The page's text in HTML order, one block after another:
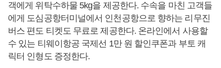
객에게 위탁수하물 5kg을 제공한다. 수속을 마친 고객들
에게 도심공항터미널에서 인천공항으로 향하는 리무진
버스 편도 티켓도 무료로 제공한다. 온라인에서 사용할
수 있는 티웨이항공 국제선 1만 원 할인쿠폰과 부토 캐
릭터 인형도 증정한다.